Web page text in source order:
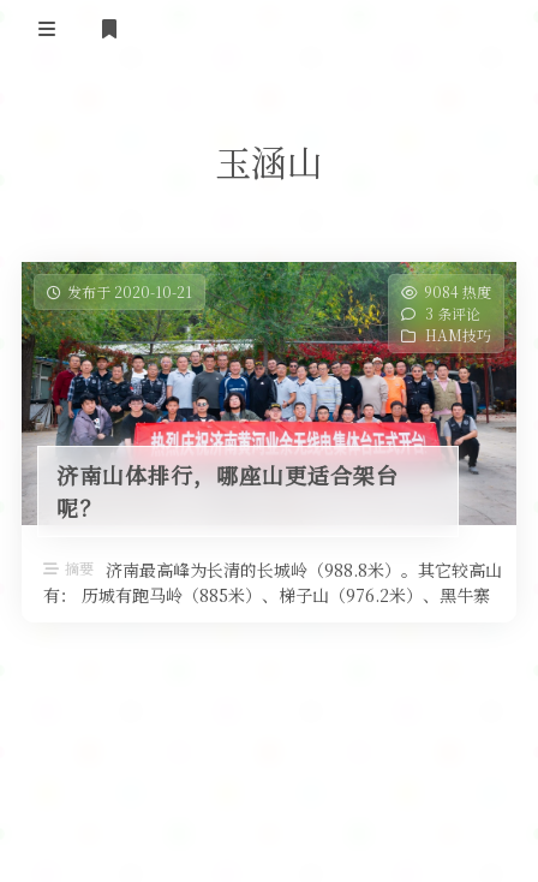
关于黄河
黄河使命
黄河新闻
政策法规
活动竞赛
行业新闻
无线电资料
BA4II
图文教程
视频资料
软件
器材专区
车载类别
摩托车
编号申请
黄河直播
玉涵山
发布于 2020-10-21
9084 热度
3 条评论
HAM技巧
济南山体排行，哪座山更适合架台
呢？
摘要 济南最高峰为长清的长城岭（988.8米）。其它较高山
有： 历城有跑马岭（885米）、梯子山（976.2米）、黑牛寨